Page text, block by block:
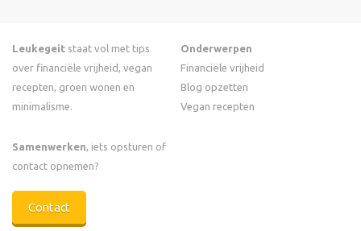
Leukegeit staat vol met tips
over financiële vrijheid, vegan
recepten, groen wonen en
minimalisme.
Samenwerken, iets opsturen of
contact opnemen?
Contact
Onderwerpen
Financiële vrijheid
Blog opzetten
Vegan recepten